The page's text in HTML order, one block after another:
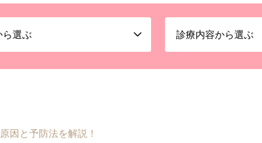
ら選ぶ 診療内容から選ぶ
因と予防法を解説！